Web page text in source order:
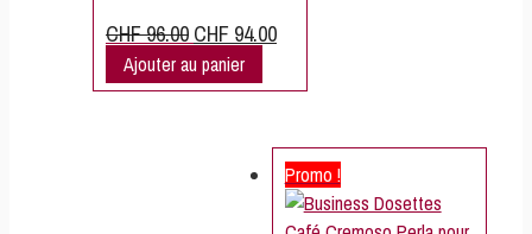
CHF96.00 Le
prix
initial
CHF 94.00Le
actuel
CHF 94.00.
Ajouter au panier
Promo !